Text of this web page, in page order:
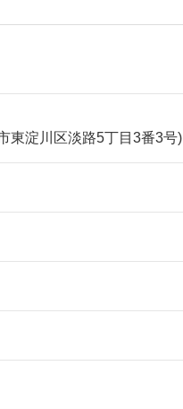
東淀川区淡路5丁目3番3号)